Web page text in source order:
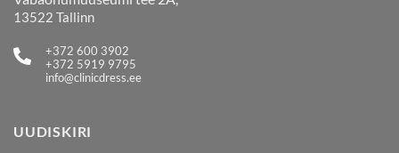
13522 Tallinn
+372 600 3902
+372 5919 9795
info@clinicdress.ee
UUDISKIRI